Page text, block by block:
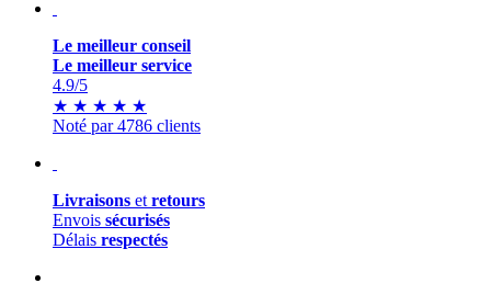
Le meilleur conseil
Le meilleur service
4.9/5
★ ★ ★ ★ ★
Noté par 4786 clients
Livraisons et retours
Envois sécurisés
Délais respectés